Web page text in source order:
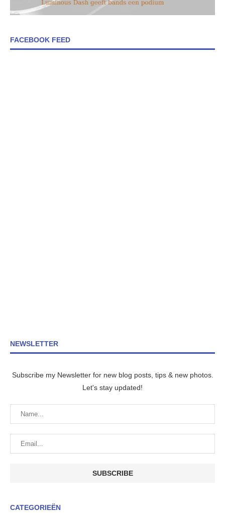
FACEBOOK FEED
NEWSLETTER
Subscribe my Newsletter for new blog posts, tips & new photos.
Let's stay updated!
CATEGORIEËN